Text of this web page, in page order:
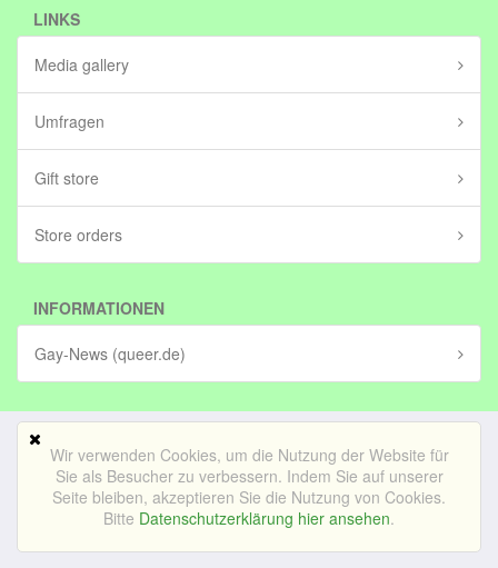
Wir verwenden Cookies, um die Nutzung der Website für
Sie als Besucher zu verbessern. Indem Sie auf unserer
Seite bleiben, akzeptieren Sie die Nutzung von Cookies.
Bitte Datenschutzerklärung hier ansehen.
LINKS
Media gallery
Umfragen
Gift store
Store orders
INFORMATIONEN
Gay-News (queer.de)
Mobile Version
© Bedrijf voor lekker internetten BV (in stichting)|Impressum